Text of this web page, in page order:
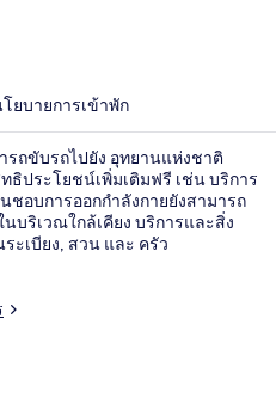
ยบายการเข้าพัก
ถขับรถไปยัง อุทยานแห่งชาติ
ธิประโยชน์เพิ่มเติมฟรี เช่น บริการ
อบการออกกำลังกายยังสามารถ
บริเวณใกล้เคียง บริการและสิ่ง
ะเบียง, สวน และ ครัว